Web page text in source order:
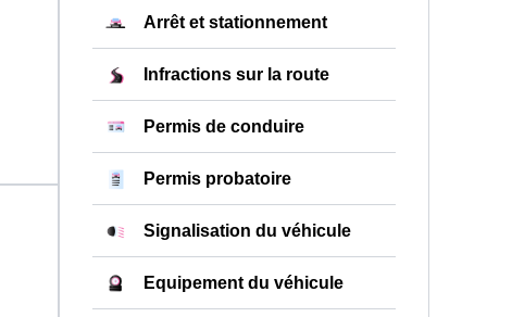
Arrêt et stationnement
Infractions sur la route
Permis de conduire
Permis probatoire
Signalisation du véhicule
Equipement du véhicule